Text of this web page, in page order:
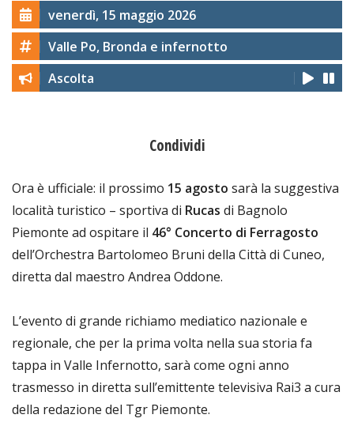
venerdì, 15 maggio 2026
Valle Po, Bronda e infernotto
Ascolta
Condividi
Ora è ufficiale: il prossimo 15 agosto sarà la suggestiva
località turistico – sportiva di Rucas di Bagnolo
Piemonte ad ospitare il 46° Concerto di Ferragosto
dell’Orchestra Bartolomeo Bruni della Città di Cuneo,
diretta dal maestro Andrea Oddone.
L’evento di grande richiamo mediatico nazionale e
regionale, che per la prima volta nella sua storia fa
tappa in Valle Infernotto, sarà come ogni anno
trasmesso in diretta sull’emittente televisiva Rai3 a cura
della redazione del Tgr Piemonte.